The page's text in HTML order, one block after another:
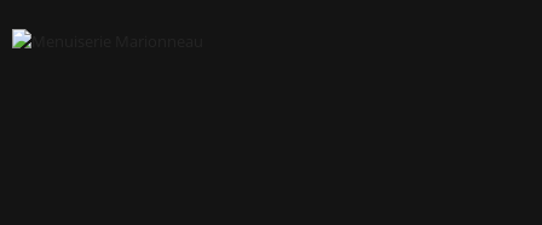
BAFA | BAFD